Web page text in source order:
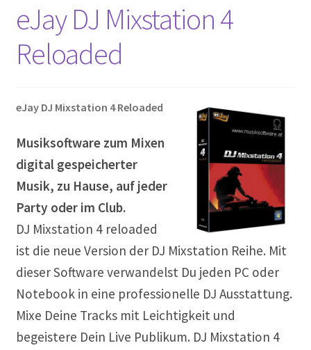
eJay DJ Mixstation 4
Reloaded
eJay DJ Mixstation 4 Reloaded
Musiksoftware zum Mixen
digital gespeicherter
Musik, zu Hause, auf jeder
Party oder im Club.
DJ Mixstation 4 reloaded
ist die neue Version der DJ Mixstation Reihe. Mit
dieser Software verwandelst Du jeden PC oder
Notebook in eine professionelle DJ Ausstattung.
Mixe Deine Tracks mit Leichtigkeit und
begeistere Dein Live Publikum. DJ Mixstation 4